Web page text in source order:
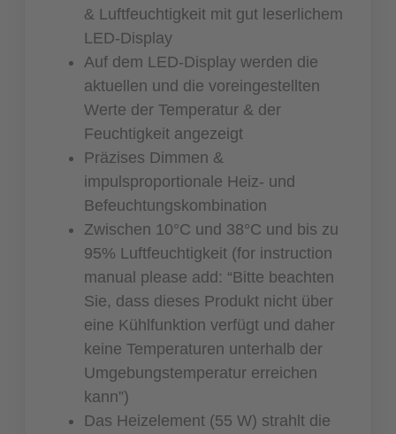
& Luftfeuchtigkeit mit gut leserlichem
LED-Display
Auf dem LED-Display werden die
aktuellen und die voreingestellten
Werte der Temperatur & der
Feuchtigkeit angezeigt
Präzises Dimmen &
impulsproportionale Heiz- und
Befeuchtungskombination
Zwischen 10°C und 38°C und bis zu
95% Luftfeuchtigkeit (for instruction
manual please add: “Bitte beachten
Sie, dass dieses Produkt nicht über
eine Kühlfunktion verfügt und daher
keine Temperaturen unterhalb der
Umgebungstemperatur erreichen
kann”)
Das Heizelement (55 W) strahlt die